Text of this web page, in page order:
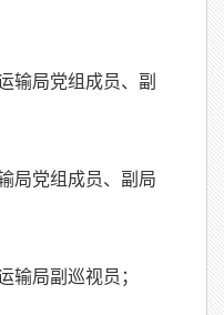
输局党组成员、副
局党组成员、副局
输局副巡视员；